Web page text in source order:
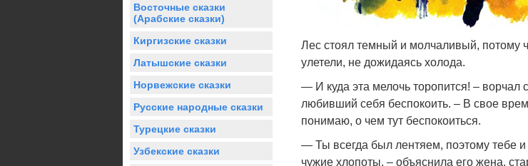
Восточные сказки
(Арабские сказки)
Киргизские сказки
Латышские сказки
Норвежские сказки
Русские народные сказки
Турецкие сказки
Узбекские сказки
Лес стоял темный и молчаливый, потому
улетели, не дожидаясь холода.
— И куда эта мелочь торопится! – ворчал
любивший себя беспокоить. – В свое
понимаю, о чем тут беспокоиться.
— Ты всегда был лентяем, поэтому тебе и
чужие хлопоты, – объяснила его жена,